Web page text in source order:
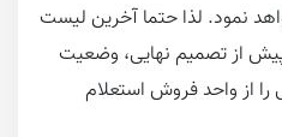
نمود. لذا حتما آخرین لیست
پیش از تصمیم نهایی، وضعیت
را از واحد فروش استعلام